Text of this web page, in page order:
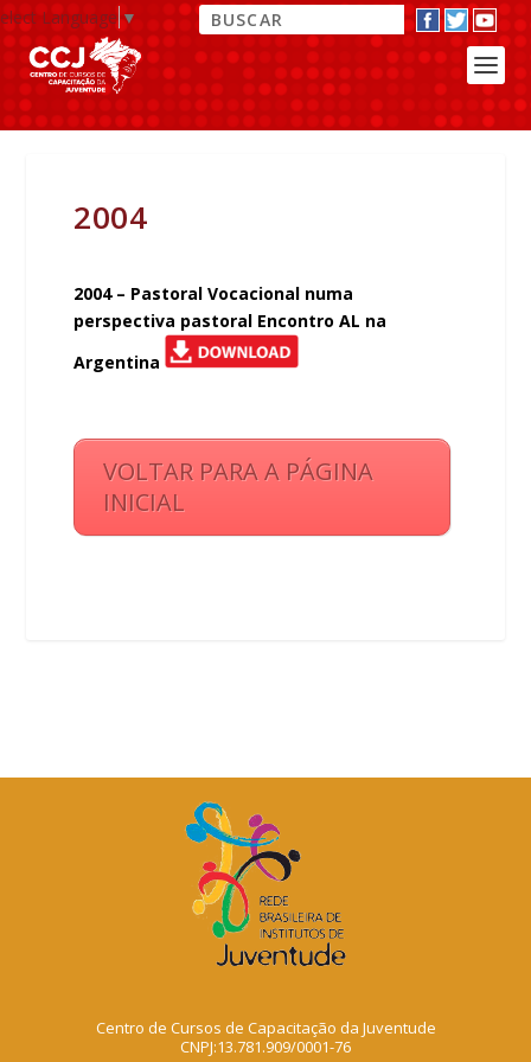
Language▼
2004
2004 – Pastoral Vocacional numa
perspectiva pastoral Encontro AL na
Argentina
VOLTAR PARA A PÁGINA
INICIAL
Centro de Cursos de Capacitação da Juventude
CNPJ:13.781.909/0001-76